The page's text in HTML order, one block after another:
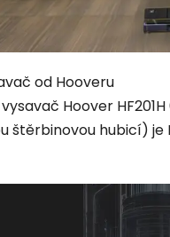
od Hooveru
Hoover
štěrbinovou hubicí)